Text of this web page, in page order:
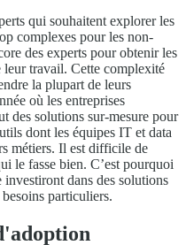
qui souhaitent explorer les
complexes pour les non-
des experts pour obtenir les
travail. Cette complexité
la plupart de leurs
où les entreprises
des solutions sur-mesure pour
dont les équipes IT et data
métiers. Il est difficile de
le fasse bien. C’est pourquoi
dans des solutions
particuliers.